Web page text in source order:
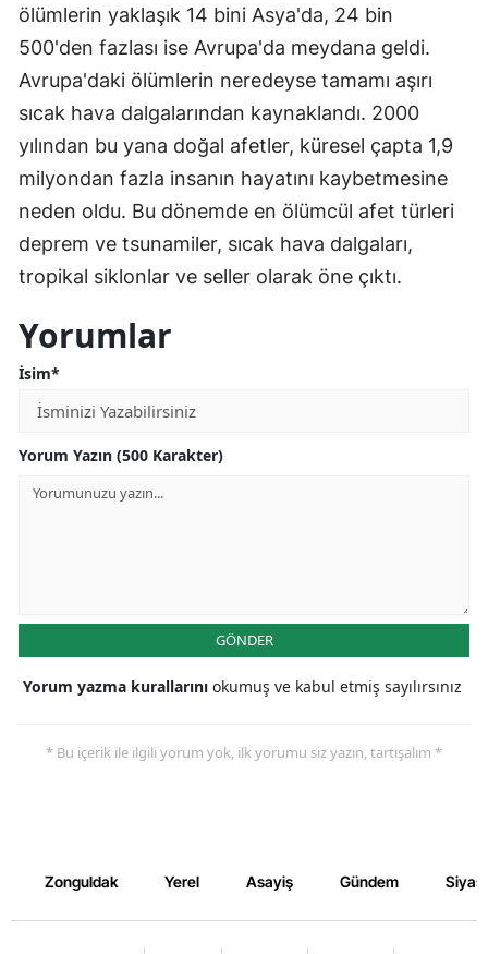
ölümlerin yaklaşık 14 bini Asya'da, 24 bin
500'den fazlası ise Avrupa'da meydana geldi.
Avrupa'daki ölümlerin neredeyse tamamı aşırı
sıcak hava dalgalarından kaynaklandı. 2000
yılından bu yana doğal afetler, küresel çapta 1,9
milyondan fazla insanın hayatını kaybetmesine
neden oldu. Bu dönemde en ölümcül afet türleri
deprem ve tsunamiler, sıcak hava dalgaları,
tropikal siklonlar ve seller olarak öne çıktı.
Yorumlar
İsim*
Yorum Yazın (500 Karakter)
GÖNDER
Yorum yazma kurallarını okumuş ve kabul etmiş sayılırsınız
* Bu içerik ile ilgili yorum yok, ilk yorumu siz yazın, tartışalım *
Zonguldak Yerel Asayiş Gündem